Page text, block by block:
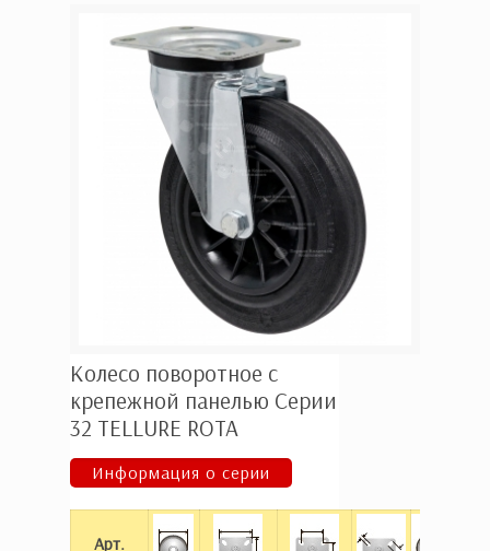
Колесо поворотное с
крепежной панелью Серии
32 ТELLURE ROTA
Информация о серии
Арт.